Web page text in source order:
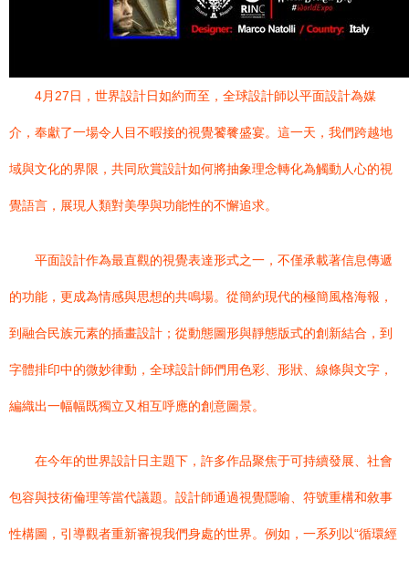
4月27日，世界設計日如約而至，全球設計師以平面設計為媒
介，奉獻了一場令人目不暇接的視覺饕餮盛宴。這一天，我們跨越地
域與文化的界限，共同欣賞設計如何將抽象理念轉化為觸動人心的視
覺語言，展現人類對美學與功能性的不懈追求。
平面設計作為最直觀的視覺表達形式之一，不僅承載著信息傳遞
的功能，更成為情感與思想的共鳴場。從簡約現代的極簡風格海報，
到融合民族元素的插畫設計；從動態圖形與靜態版式的創新結合，到
字體排印中的微妙律動，全球設計師們用色彩、形狀、線條與文字，
編織出一幅幅既獨立又相互呼應的創意圖景。
在今年的世界設計日主題下，許多作品聚焦于可持續發展、社會
包容與技術倫理等當代議題。設計師通過視覺隱喻、符號重構和敘事
性構圖，引導觀者重新審視我們身處的世界。例如，一系列以“循環經